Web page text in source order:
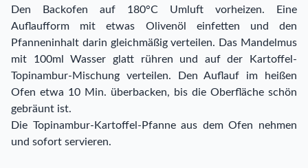
Den Backofen auf 180°C Umluft vorheizen. Eine
Auflaufform mit etwas Olivenöl einfetten und den
Pfanneninhalt darin gleichmäßig verteilen. Das Mandelmus
mit 100ml Wasser glatt rühren und auf der Kartoffel-
Topinambur-Mischung verteilen. Den Auflauf im heißen
Ofen etwa 10 Min. überbacken, bis die Oberfläche schön
gebräunt ist.
Die Topinambur-Kartoffel-Pfanne aus dem Ofen nehmen
und sofort servieren.